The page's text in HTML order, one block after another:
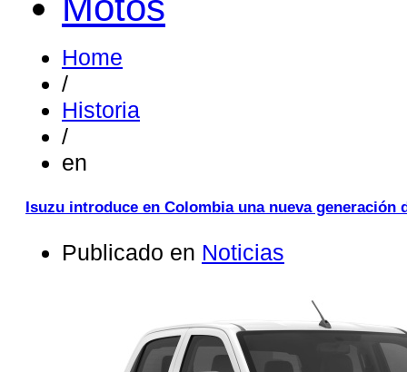
Home
/
Historia
/
en
Isuzu introduce en Colombia una nueva generación
Publicado en Noticias